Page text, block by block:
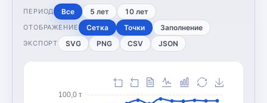
ПЕРИОД Все 5 лет 10 лет
ОТОБРАЖЕНИЕ Сетка Точки Заполнение
ЭКСПОРТ SVG PNG CSV JSON
100,0 т